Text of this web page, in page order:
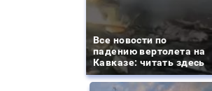
Все новости по
падению вертолета на
Кавказе: читать здесь